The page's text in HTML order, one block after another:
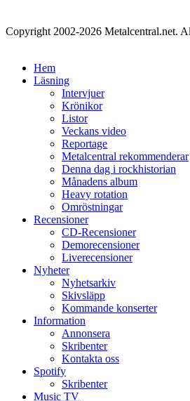
Copyright 2002-2026 Metalcentral.net.
Hem
Läsning
Intervjuer
Krönikor
Listor
Veckans video
Reportage
Metalcentral rekommenderar
Denna dag i rockhistorian
Månadens album
Heavy rotation
Omröstningar
Recensioner
CD-Recensioner
Demorecensioner
Liverecensioner
Nyheter
Nyhetsarkiv
Skivsläpp
Kommande konserter
Information
Annonsera
Skribenter
Kontakta oss
Spotify
Skribenter
Music TV